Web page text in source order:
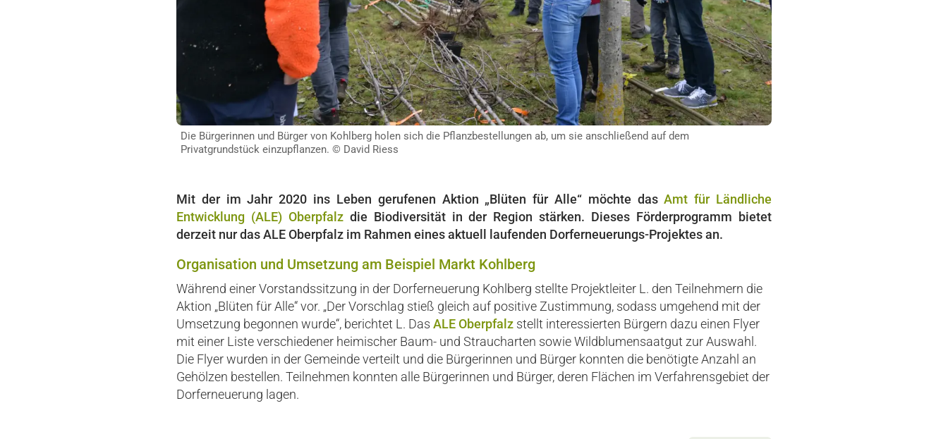
Die Bürgerinnen und Bürger von Kohlberg holen sich die Pflanzbestellungen ab, um sie anschließend auf dem
Privatgrundstück einzupflanzen. © David Riess
Mit der im Jahr 2020 ins Leben gerufenen Aktion „Blüten für Alle“ möchte dasAmt für Ländliche
Entwicklung (ALE) Oberpfalzdie Biodiversität in der Region stärken. Dieses Förderprogramm bietet
derzeit nur das ALE Oberpfalz im Rahmen eines aktuell laufenden Dorferneuerungs-Projektes an.
Organisation und Umsetzung am Beispiel Markt Kohlberg
Während einer Vorstandssitzung in der Dorferneuerung Kohlberg stellte Projektleiter L. den Teilnehmern die
Aktion „Blüten für Alle“ vor. „Der Vorschlag stieß gleich auf positive Zustimmung, sodass umgehend mit der
Umsetzung begonnen wurde“, berichtet L. Das ALE Oberpfalz stellt interessierten Bürgern dazu einen Flyer
mit einer Liste verschiedener heimischer Baum- und Straucharten sowie Wildblumensaatgut zur Auswahl.
Die Flyer wurden in der Gemeinde verteilt und die Bürgerinnen und Bürger konnten die benötigte Anzahl an
Gehölzen bestellen. Teilnehmen konnten alle Bürgerinnen und Bürger, deren Flächen im Verfahrensgebiet der
Dorferneuerung lagen.